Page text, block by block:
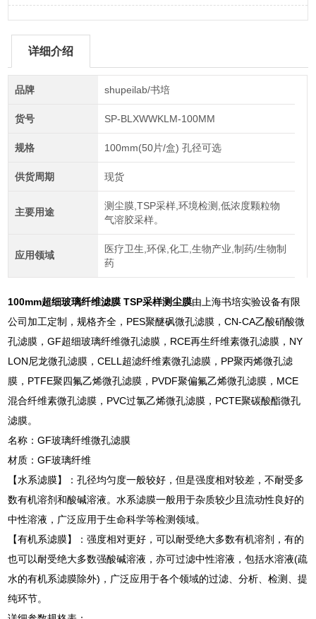
详细介绍
品牌 shupeilab/书培
货号 SP-BLXWWKLM-100MM
规格 100mm(50片/盒) 孔径可选
供货周期 现货
主要用途
测尘膜,TSP采样,环境检测,低浓度颗粒物
气溶胶采样。
应用领域
医疗卫生,环保,化工,生物产业,制药/生物制
药
100mm超细玻璃纤维滤膜 TSP采样测尘膜由上海书培实验设备有限
公司加工定制，规格齐全，PES聚醚砜微孔滤膜，CN-CA乙酸硝酸微
孔滤膜，GF超细玻璃纤维微孔滤膜，RCE再生纤维素微孔滤膜，NY
LON尼龙微孔滤膜，CELL超滤纤维素微孔滤膜，PP聚丙烯微孔滤
膜，PTFE聚四氟乙烯微孔滤膜，PVDF聚偏氟乙烯微孔滤膜，MCE
混合纤维素微孔滤膜，PVC过氯乙烯微孔滤膜，PCTE聚碳酸酯微孔
滤膜。
名称：GF玻璃纤维微孔滤膜
材质：GF玻璃纤维
【水系滤膜】：孔径均匀度一般较好，但是强度相对较差，不耐受多
数有机溶剂和酸碱溶液。水系滤膜一般用于杂质较少且流动性良好的
中性溶液，广泛应用于生命科学等检测领域。
【有机系滤膜】：强度相对更好，可以耐受绝大多数有机溶剂，有的
也可以耐受绝大多数强酸碱溶液，亦可过滤中性溶液，包括水溶液(疏
水的有机系滤膜除外)，广泛应用于各个领域的过滤、分析、检测、提
纯环节。